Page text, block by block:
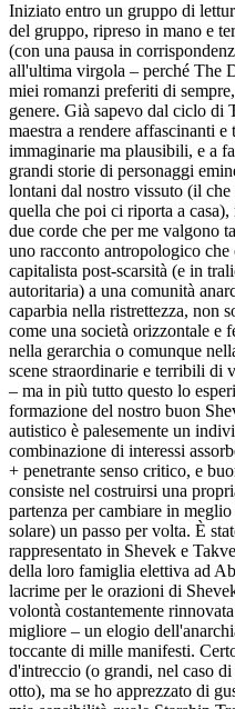
Iniziato entro un gruppo di
del gruppo, ripreso in mano e
(con una pausa in
all'ultima virgola – perché The
miei romanzi preferiti di
genere. Già sapevo dal ciclo di
maestra a rendere affascinanti
immaginarie ma plausibili, e a
grandi storie di personaggi
lontani dal nostro vissuto (il
quella che poi ci riporta a
due corde che per me valgono
uno racconto antropologico
capitalista post-scarsità (e in
autoritaria) a una comunità
caparbia nella ristrettezza, non
come una società orizzontale e
nella gerarchia o comunque
scene straordinarie e terribili di
– ma in più tutto questo lo
formazione del nostro buon
autistico è palesemente un
combinazione di interessi
+ penetrante senso critico, e
consiste nel costruirsi una
partenza per cambiare in
solare) un passo per volta. È
rappresentato in Shevek e
della loro famiglia elettiva ad
lacrime per le orazioni di
volontà costantemente
migliore – un elogio
toccante di mille manifesti.
d'intreccio (o grandi, nel caso
otto), ma se ho apprezzato di